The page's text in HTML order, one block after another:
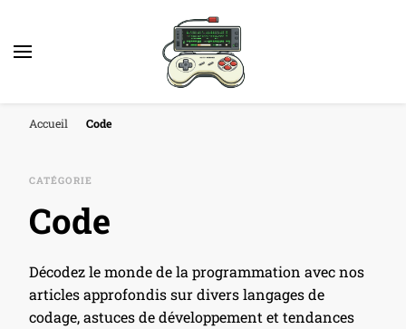
Accueil Code
CATÉGORIE
Code
Décodez le monde de la programmation avec nos
articles approfondis sur divers langages de
codage, astuces de développement et tendances